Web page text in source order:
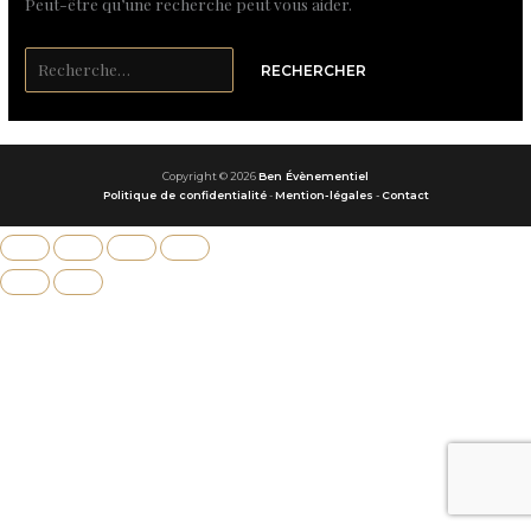
Copyright © 2026Ben Évènementiel
Politique de confidentialité-Mention-légales - Contact